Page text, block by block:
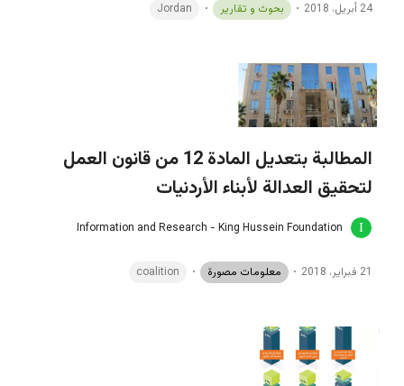
24 أبريل، 2018 بحوث و تقارير Jordan
المطالبة بتعديل المادة 12 من قانون العمل
لتحقيق العدالة لأبناء الأردنيات
Information and Research - King Hussein Foundation
21 فبراير، 2018 معلومات مصورة coalition